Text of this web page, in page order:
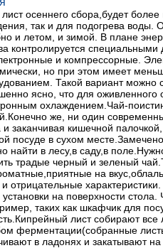
осеннего сбора,будет более
так и для подогрева
и летом, и зимой. В плане
контролируется специальными
и компрессорные.
но при этом имеет
Такой вариант можно
ясно, что для
охлаждением.Чай-
же, ни один
и заканчивая кишечной
посуде в сухом
найти в лесу,в саду,в
традые черный и зеленый
на
отрицательные
на поверхности
таких как шкафчик для
лист собирают
ферментации(собранные
в ладонях и закатывают